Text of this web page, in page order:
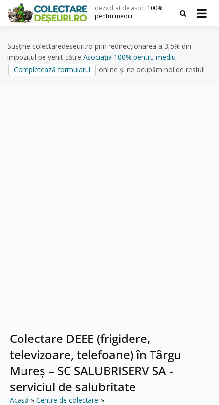
content
dezvoltat de asoc. 100%
pentru mediu
Susține colectaredeseuri.ro prin redirecționarea a 3,5% din
impozitul pe venit către Asociația 100% pentru mediu.
Completează formularul
online și ne ocupăm noi de restul!
Colectare DEEE (frigidere,
televizoare, telefoane) în Târgu
Mureș – SC SALUBRISERV SA -
serviciul de salubritate
Acasă
Centre de colectare